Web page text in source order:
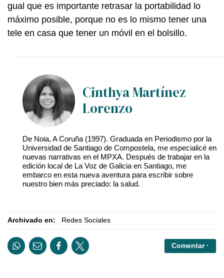
gual que es importante retrasar la portabilidad lo
máximo posible, porque no es lo mismo tener una
tele en casa que tener un móvil en el bolsillo.
Cinthya Martínez
Lorenzo
De Noia, A Coruña (1997). Graduada en Periodismo por la
Universidad de Santiago de Compostela, me especialicé en
nuevas narrativas en el MPXA. Después de trabajar en la
edición local de La Voz de Galicia en Santiago, me
embarco en esta nueva aventura para escribir sobre
nuestro bien más preciado: la salud.
Archivado en: Redes Sociales
Comentar ·